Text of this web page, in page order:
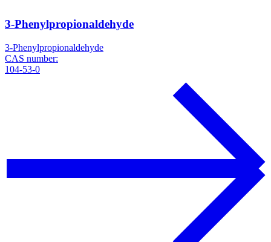
3-Phenylpropionaldehyde
3-Phenylpropionaldehyde
CAS number:
104-53-0